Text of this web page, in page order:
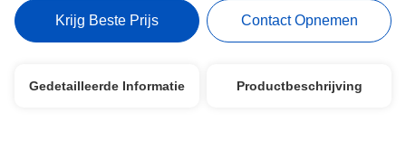
Krijg Beste Prijs Contact Opnemen
Gedetailleerde Informatie Productbeschrijving